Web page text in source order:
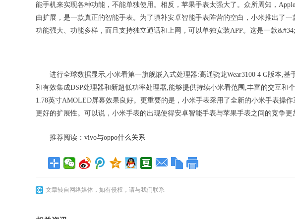
能手机来实现各种功能，不能单独使用。相反，苹果手表太强大了。众所周知，
由扩展，是一款真正的智能手表。为了填补安卓智能手表阵营的空白，小米推出了
功能强大、功能多样，而且支持独立通话和上网，可以单独安装APP。这是一款
进行全球数据显示,小米看第一旗舰嵌入式处理器:高通骁龙Wear3100 4 G版本,
和有效集成DSP处理器和新超低功率处理器,能够提供持续小米看范围,丰富的交互和
1.78英寸AMOLED屏幕效果良好。更重要的是，小米手表采用了全新的小米手表操
更好的扩展性。可以说，小米手表的出现使得安卓智能手表与苹果手表之间的竞争更
推荐阅读： vivo与oppo什么关系
文章转自网络媒体，如有侵权，请与我们联系